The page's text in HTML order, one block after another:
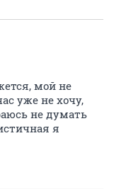
мой не
уже не хочу,
не думать
я